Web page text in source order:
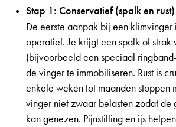
Stap 1: Conservatief (spalk en rust)
De eerste aanpak bij een klimvinger
operatief. Je krijgt een spalk of strak
(bijvoorbeeld een speciaal
de vinger te immobiliseren. Rust is
enkele weken tot maanden stoppen
vinger niet zwaar belasten zodat de
kan genezen. Pijnstilling en ijs